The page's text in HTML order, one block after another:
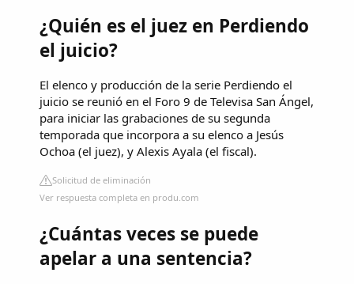
¿Quién es el juez en Perdiendo
el juicio?
El elenco y producción de la serie Perdiendo el
juicio se reunió en el Foro 9 de Televisa San Ángel,
para iniciar las grabaciones de su segunda
temporada que incorpora a su elenco a Jesús
Ochoa (el juez), y Alexis Ayala (el fiscal).
Solicitud de eliminación
Ver respuesta completa en produ.com
¿Cuántas veces se puede
apelar a una sentencia?